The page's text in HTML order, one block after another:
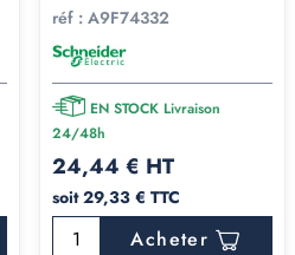
réf : A9F74332
EN STOCK Livraison
24/48h
24,44 € HT
soit 29,33 € TTC
Acheter